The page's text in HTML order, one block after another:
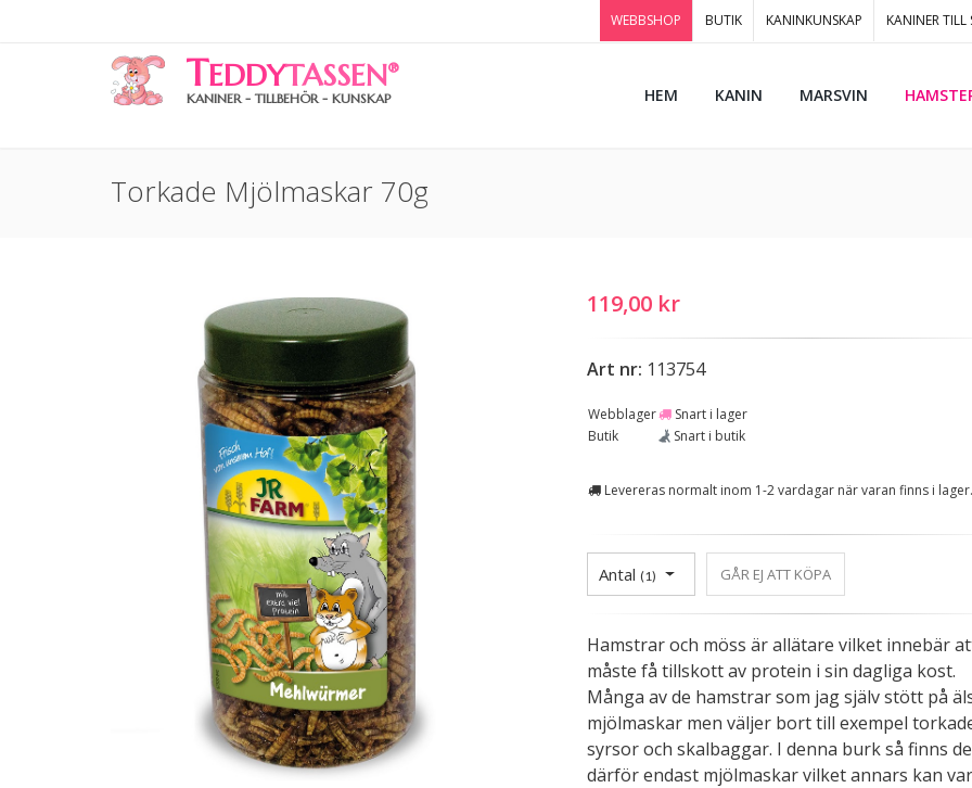
WEBBSHOP BUTIK KANINKUNSKAP KANINER TILL
TEDDYTASSEN®
KANINER - TILLBEHÖR - KUNSKAP HEM KANIN MARSVIN
Torkade Mjölmaskar 70g
119,00 kr
Art nr: 113754
Webblager
Snart i lager
Butik
Snart i butik
Levereras normalt inom 1-2 vardagar när varan finns i lager.
Antal (1) GÅR EJ ATT KÖPA
Hamstrar och möss är allätare vilket innebär
måste få tillskott av protein i sin dagliga kost.
Många av de hamstrar som jag själv stött på
mjölmaskar men väljer bort till exempel
syrsor och skalbaggar. I denna burk så finns
därför endast mjölmaskar vilket annars kan